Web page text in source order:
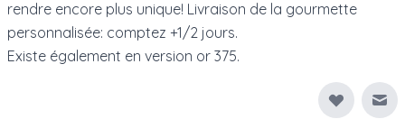
rendre encore plus unique! Livraison de la gourmette
personnalisée: comptez +1/2 jours.
Existe également en version or 375.